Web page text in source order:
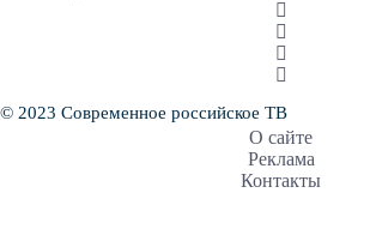
© 2023 Современное российское ТВ
О сайте
Реклама
Контакты